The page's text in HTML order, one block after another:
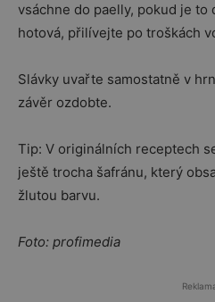
vsáchne do paelly, pokud je to
hotová, přilívejte po troškách
Slávky uvařte samostatně v
závěr ozdobte.
Tip: V originálních receptech
ještě trocha šafránu, který
žlutou barvu.
Foto: profimedia